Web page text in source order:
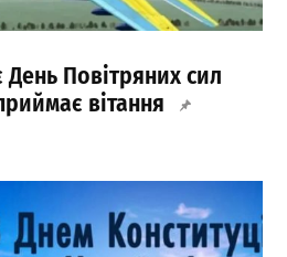
День Повітряних сил
вітання